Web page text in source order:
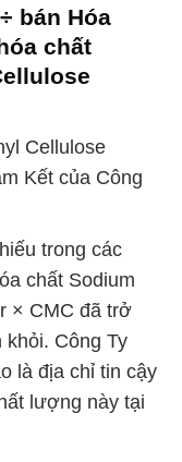
bán Hóa
chất
Cellulose
Kết của Công
trong các
chất Sodium
× CMC đã trở
khỏi. Công Ty
là địa chỉ tin cậy
lượng này tại